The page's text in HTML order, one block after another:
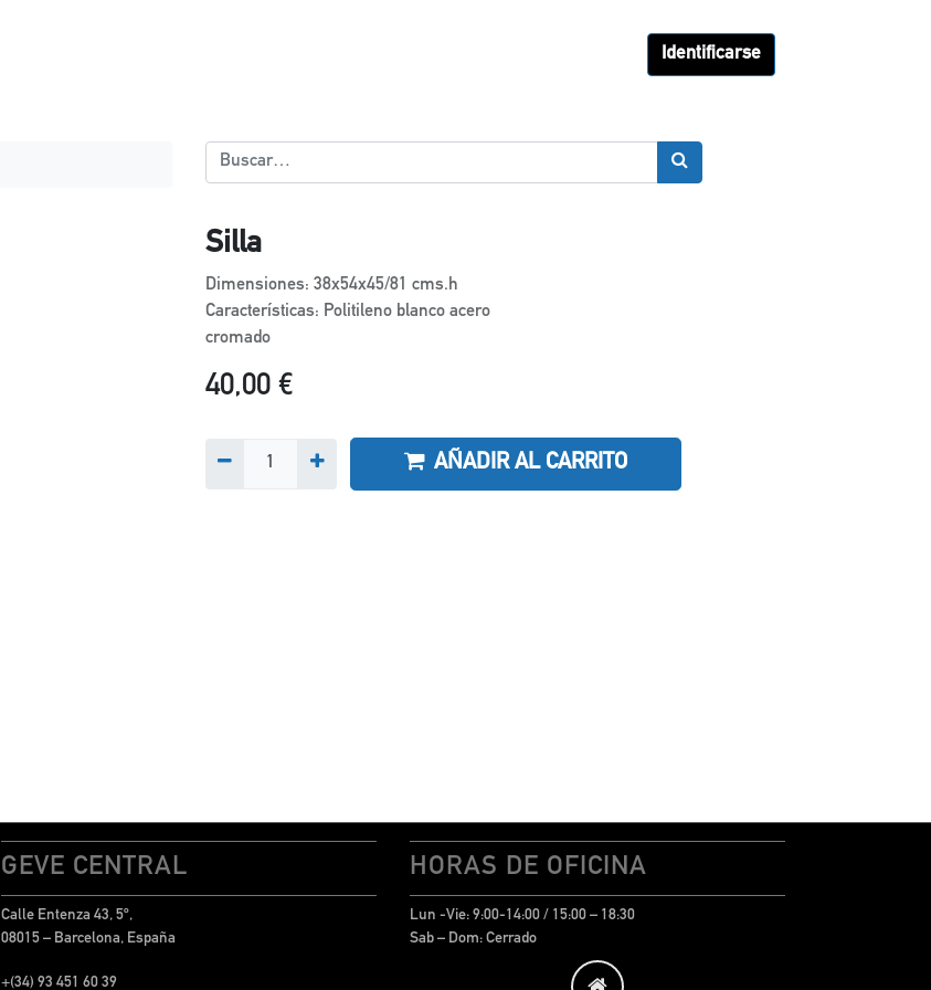
Identificarse
Silla
Dimensiones: 38x54x45/81 cms.h
Características: Politileno blanco acero
cromado
40,00 €
AÑADIR AL CARRITO
GEVE CENTRAL
Calle Entenza 43, 5º,
08015 – Barcelona, España
+(34) 93 451 60 39
HORAS DE OFICINA
Lun -Vie: 9:00-14:00 / 15:00 – 18:30
Sab – Dom: Cerrado